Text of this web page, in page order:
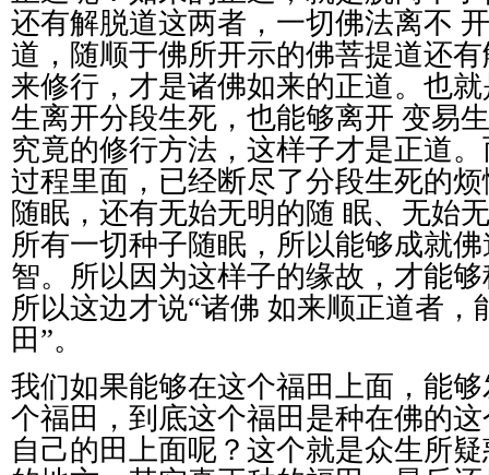
还有解脱道这两者，一切佛法离不
道，随顺于佛所开示的佛菩提道还
来修行，才是诸佛如来的正道。也
生离开分段生死，也能够离开 变易
究竟的修行方法，这样子才是正道
过程里面，已经断尽了分段生死的
随眠，还有无始无明的随 眠、无始
所有一切种子随眠，所以能够成就
智。所以因为这样子的缘故，才能
所以这边才说“诸佛 如来顺正道者，
田 ”。
我们如果能够在这个福田上面，能
个福田，到底这个福田是种在佛的
自己的田上面呢？这个就是众生所